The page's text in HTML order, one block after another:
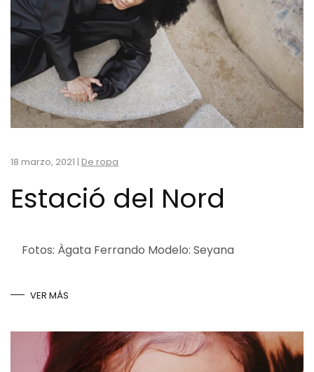
18 marzo, 2021 | De ropa
Estació del Nord
Fotos: Àgata Ferrando Modelo: Seyana
VER MÁS